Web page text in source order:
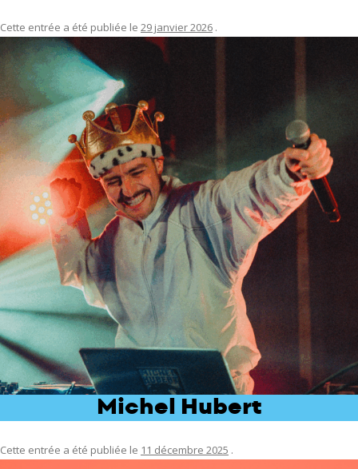
Cette entrée a été publiée le 29 janvier 2026 .
Michel Hubert
Cette entrée a été publiée le 11 décembre 2025 .